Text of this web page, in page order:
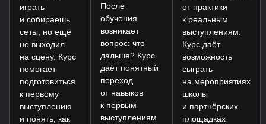
играть
и собираешь
сеты, но ещё
не выходил
на сцену. Курс
помогает
подготовиться
к первому
выступлению
и понять, как
После
обучения
возникает
вопрос: что
дальше? Курс
даёт понятный
переход
от навыков
к первым
выступлениям
от практики
к реальным
выступлениям.
Курс даёт
возможность
сыграть
на мероприятиях
школы
и партнёрских
площадках